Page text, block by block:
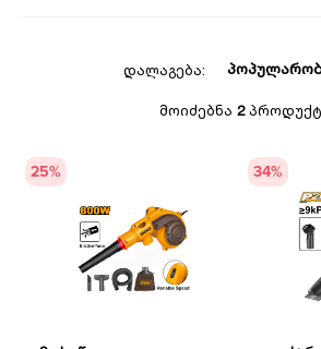
დალაგება:
მოიძებნა 2
25% 34%